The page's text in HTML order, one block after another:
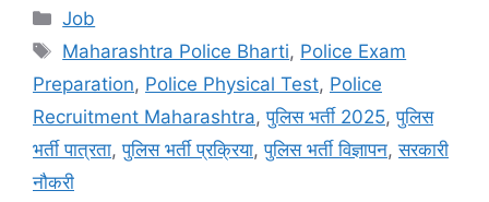
Categories
Job
Tags
Maharashtra Police Bharti, Police Exam
Preparation, Police Physical Test, Police
Recruitment Maharashtra,पुलिस भर्ती 2025,पुलिस
भर्ती पात्रता,पुलिस भर्ती प्रक्रिया,पुलिस भर्ती विज्ञापन,सरकारी
नौकरी